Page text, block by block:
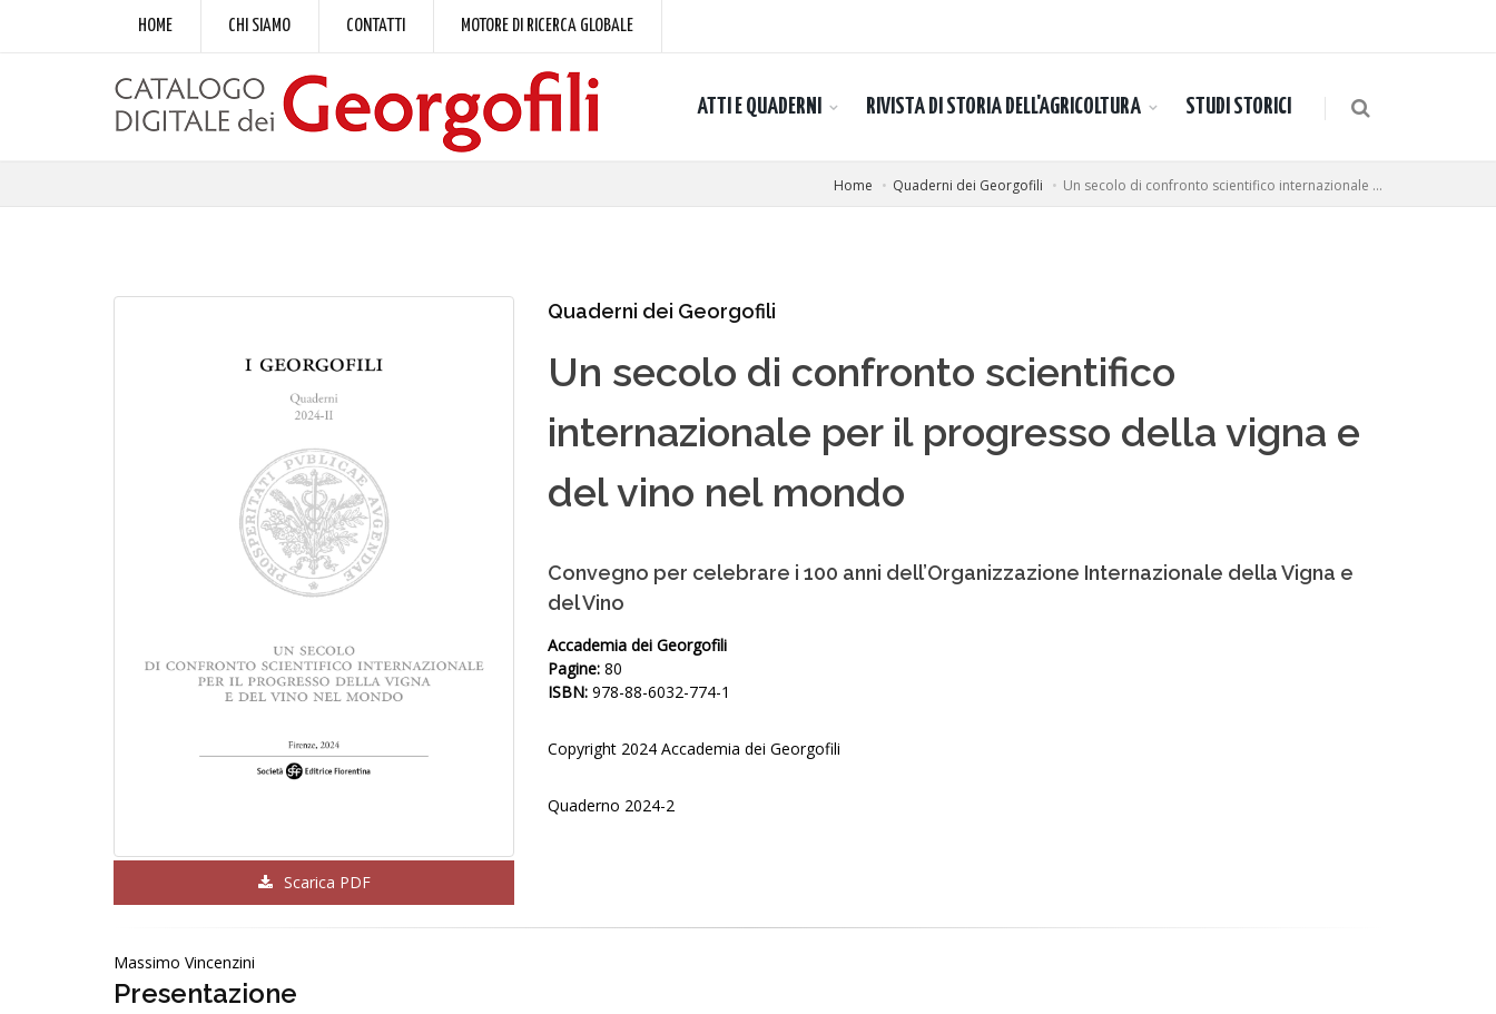
HOME CHI SIAMO CONTATTI MOTORE DI RICERCA GLOBALE
ATTI E QUADERNI RIVISTA DI STORIA DELL'AGRICOLTURA STUDI STORICI
Home Quaderni dei Georgofili Un secolo di confronto scientifico internazionale ...
Scarica PDF
Quaderni dei Georgofili
Un secolo di confronto scientifico
internazionale per il progresso della vigna e
del vino nel mondo
Convegno per celebrare i 100 anni dell’Organizzazione Internazionale della Vigna e
del Vino
Accademia dei Georgofili
Pagine: 80
ISBN: 978-88-6032-774-1
Copyright 2024 Accademia dei Georgofili
Quaderno 2024-2
Massimo Vincenzini
Presentazione